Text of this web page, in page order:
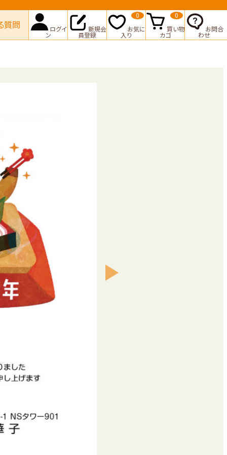
質問 ログイ
ン
新規会
員登録
お気に
入り
0
買い物
カゴ
0
お問合
わせ